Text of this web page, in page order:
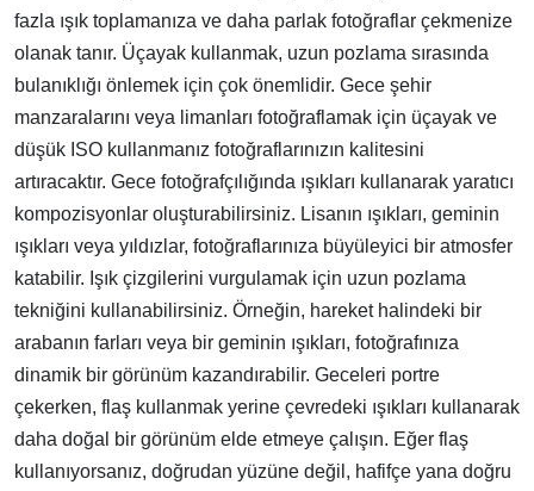
fazla ışık toplamanıza ve daha parlak fotoğraflar çekmenize
olanak tanır. Üçayak kullanmak, uzun pozlama sırasında
bulanıklığı önlemek için çok önemlidir. Gece şehir
manzaralarını veya limanları fotoğraflamak için üçayak ve
düşük ISO kullanmanız fotoğraflarınızın kalitesini
artıracaktır. Gece fotoğrafçılığında ışıkları kullanarak yaratıcı
kompozisyonlar oluşturabilirsiniz. Lisanın ışıkları, geminin
ışıkları veya yıldızlar, fotoğraflarınıza büyüleyici bir atmosfer
katabilir. Işık çizgilerini vurgulamak için uzun pozlama
tekniğini kullanabilirsiniz. Örneğin, hareket halindeki bir
arabanın farları veya bir geminin ışıkları, fotoğrafınıza
dinamik bir görünüm kazandırabilir. Geceleri portre
çekerken, flaş kullanmak yerine çevredeki ışıkları kullanarak
daha doğal bir görünüm elde etmeye çalışın. Eğer flaş
kullanıyorsanız, doğrudan yüzüne değil, hafifçe yana doğru